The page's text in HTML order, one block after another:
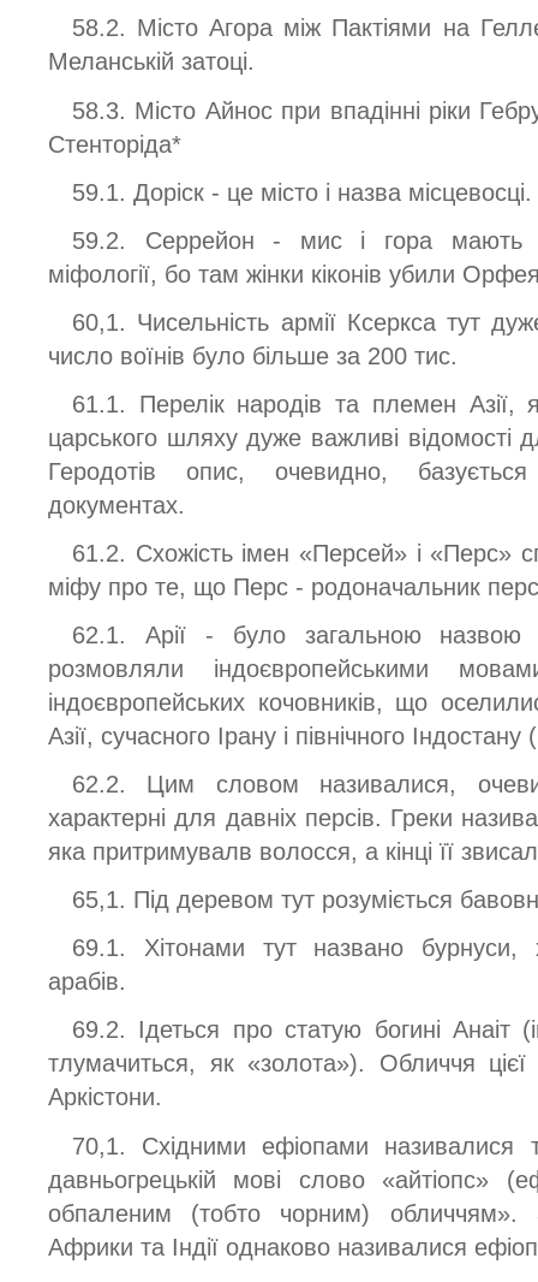
58.2. Місто Агора між Пактіями на
Меланській затоці.
58.3. Місто Айнос при впадінні ріки
Стенторіда*
59.1. Доріск - це місто і назва місцевосці.
59.2. Серрейон - мис і гора мають
міфології, бо там жінки кіконів убили
60,1. Чисельність армії Ксеркса тут
число воїнів було більше за 200 тис.
61.1. Перелік народів та племен Азії,
царського шляху дуже важливі відомості
Геродотів опис, очевидно,
документах.
61.2. Схожість імен «Персей» і «Перс»
міфу про те, що Перс - родоначальник
62.1. Арії - було загальною назвою
розмовляли індоєвропейськими
індоєвропейських кочовників, що
Азії, сучасного Ірану і північного
62.2. Цим словом називалися,
характерні для давніх персів. Греки
яка притримувалв волосся, а кінці її
65,1. Під деревом тут розуміється
69.1. Хітонами тут названо бурнуси,
арабів.
69.2. Ідеться про статую богині Анаіт
тлумачиться, як «золота»). Обличчя цієї
Аркістони.
70,1. Східними ефіопами називалися
давньогрецькій мові слово «айтіопс»
обпаленим (тобто чорним) обличчям».
Африки та Індії однаково називалися